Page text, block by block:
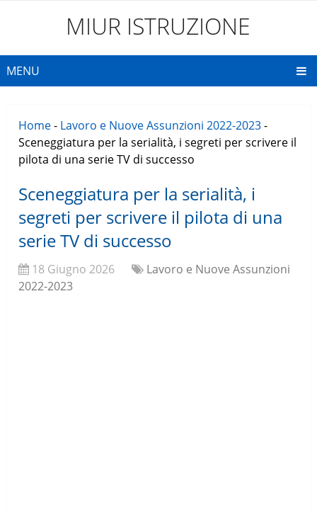
MIUR ISTRUZIONE
MENU
Home- Lavoro e Nuove Assunzioni 2022-2023-
Sceneggiatura per la serialità, i segreti per scrivere il
pilota di una serie TV di successo
Sceneggiatura per la serialità, i
segreti per scrivere il pilota di una
serie TV di successo
18 Giugno 2026
Lavoro e Nuove Assunzioni
2022-2023